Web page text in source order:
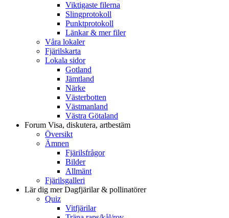
Viktigaste filerna
Slingprotokoll
Punktprotokoll
Länkar & mer filer
Våra lokaler
Fjärilskarta
Lokala sidor
Gotland
Jämtland
Närke
Västerbotten
Västmanland
Västra Götaland
Forum Visa, diskutera, artbestäm
Översikt
Ämnen
Fjärilsfrågor
Bilder
Allmänt
Fjärilsgalleri
Lär dig merDagfjärilar & pollinatörer
Quiz
Vitfjärilar